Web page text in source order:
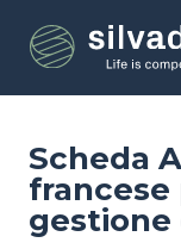
contenuto
Scheda
francese
gestione